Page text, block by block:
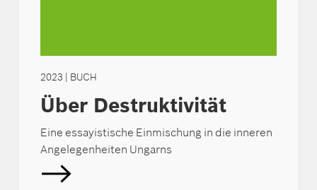
2023 | BUCH
Über Destruktivität
Eine essayistische Einmischung in die inneren
Angelegenheiten Ungarns